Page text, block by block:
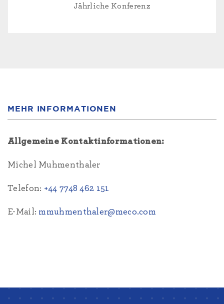
Jährliche Konferenz
MEHR INFORMATIONEN
Allgemeine Kontaktinformationen:
Michel Muhmenthaler
Telefon: +44 7748 462 151
E-Mail: mmuhmenthaler@meco.com